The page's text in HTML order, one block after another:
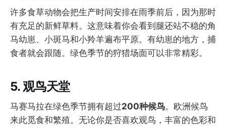
许多食草动物会把生产时间安排在雨季前后，因为那时
有充足的新鲜草料。这意味着你会看到腿还站不稳的角
马幼崽、小斑马和小羚羊遍布平原。有幼崽的地方，捕
食者就会跟随。绿色季节的狩猎场面可以非常精彩。
5. 观鸟天堂
马赛马拉在绿色季节拥有超过200种候鸟。欧洲候鸟
来此觅食和繁殖。无论你是否喜欢观鸟，丰富的色彩和